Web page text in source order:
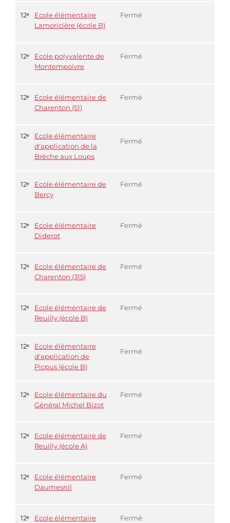
12ᵉ
Ecole élémentaire
Lamoricière (école B)
Fermé
12ᵉ
Ecole polyvalente de
Montempoivre
Fermé
12ᵉ
Ecole élémentaire de
Charenton (51)
Fermé
12ᵉ
Ecole élémentaire
d'application de la
Brèche aux Loups
Fermé
12ᵉ
Ecole élémentaire de
Bercy
Fermé
12ᵉ
Ecole élémentaire
Diderot
Fermé
12ᵉ
Ecole élémentaire de
Charenton (315)
Fermé
12ᵉ
Ecole élémentaire de
Reuilly (école B)
Fermé
12ᵉ
Ecole élémentaire
d'application de
Picpus (école B)
Fermé
12ᵉ
Ecole élémentaire du
Général Michel Bizot
Fermé
12ᵉ
Ecole élémentaire de
Reuilly (école A)
Fermé
12ᵉ
Ecole élémentaire
Daumesnil
Fermé
12ᵉ
Ecole élémentaire
Fermé